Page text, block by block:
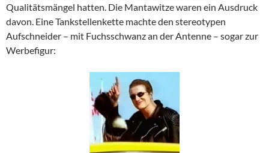
Qualitätsmängel hatten. Die Mantawitze waren ein Ausdruck
davon. Eine Tankstellenkette machte den stereotypen
Aufschneider – mit Fuchsschwanz an der Antenne – sogar zur
Werbefigur: